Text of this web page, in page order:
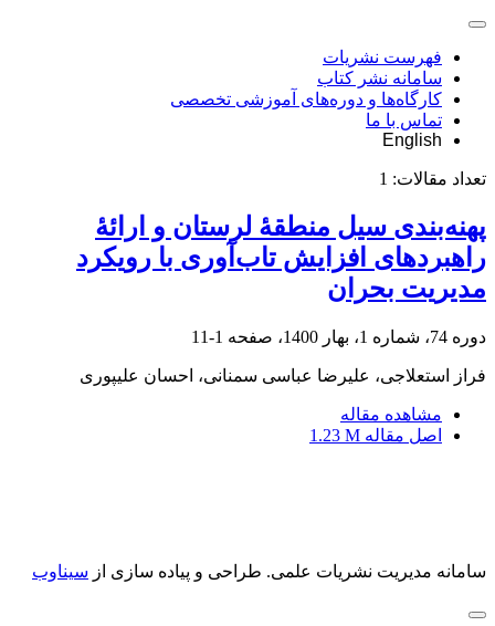
فهرست نشریات
سامانه نشر کتاب
کارگاه‌ها و دوره‌های آموزشی تخصصی
تماس با ما
English
تعداد مقالات: 1
پهنه‌بندی سیل منطقۀ لرستان و ارائۀ
راهبردهای افزایش تاب‌آوری با رویکرد
مدیریت بحران
دوره 74، شماره 1، بهار 1400، صفحه 1-11
فراز استعلاجی، علیرضا عباسی سمنانی، احسان علیپوری
مشاهده مقاله
اصل مقاله 1.23 M
سامانه مدیریت نشریات علمی. طراحی و پیاده سازی از سیناوب